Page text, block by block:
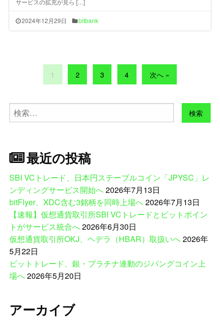
2024年12月29日 bitbank
1 2 3 4 次へ »
検
索:
最近の投稿
SBI VCトレード、日本円ステーブルコイン「JPYSC」レ
ンディングサービス開始へ2026年7月13日
bitFlyer、XDC含む3銘柄を同時上場へ2026年7月13日
【速報】仮想通貨取引所SBI VCトレードとビットポイン
トがサービス統合へ2026年6月30日
仮想通貨取引所OKJ、ヘデラ（HBAR）取扱いへ2026年
5月22日
ビットトレード、銀・プラチナ連動のジパングコイン上
場へ2026年5月20日
アーカイブ